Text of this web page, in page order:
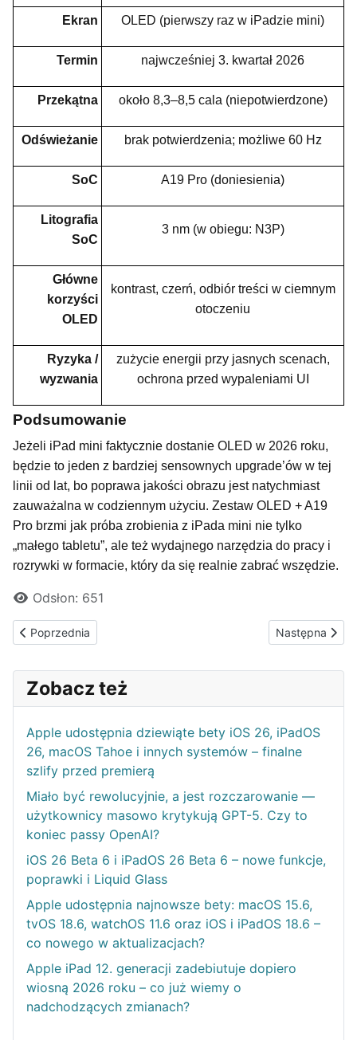
Ekran OLED (pierwszy raz w iPadzie mini)
Termin najwcześniej 3. kwartał 2026
Przekątna około 8,3–8,5 cala (niepotwierdzone)
Odświeżanie brak potwierdzenia; możliwe 60 Hz
SoC A19 Pro (doniesienia)
Litografia
SoC
3 nm (w obiegu: N3P)
Główne
korzyści
OLED
kontrast, czerń, odbiór treści w ciemnym
otoczeniu
Ryzyka /
wyzwania
zużycie energii przy jasnych scenach,
ochrona przed wypaleniami UI
Podsumowanie
Jeżeli iPad mini faktycznie dostanie OLED w 2026 roku,
będzie to jeden z bardziej sensownych upgrade’ów w tej
linii od lat, bo poprawa jakości obrazu jest natychmiast
zauważalna w codziennym użyciu. Zestaw OLED + A19
Pro brzmi jak próba zrobienia z iPada mini nie tylko
„małego tabletu”, ale też wydajnego narzędzia do pracy i
rozrywki w formacie, który da się realnie zabrać wszędzie.
Odsłon: 651
Poprzednia strona: Składany iPhone Fold coraz bliżej: Apple
Poprzednia Następna
Następna
Zobacz też
Apple udostępnia dziewiąte bety iOS 26, iPadOS
26, macOS Tahoe i innych systemów – finalne
szlify przed premierą
Miało być rewolucyjnie, a jest rozczarowanie —
użytkownicy masowo krytykują GPT-5. Czy to
koniec passy OpenAI?
iOS 26 Beta 6 i iPadOS 26 Beta 6 – nowe funkcje,
poprawki i Liquid Glass
Apple udostępnia najnowsze bety: macOS 15.6,
tvOS 18.6, watchOS 11.6 oraz iOS i iPadOS 18.6 –
co nowego w aktualizacjach?
Apple iPad 12. generacji zadebiutuje dopiero
wiosną 2026 roku – co już wiemy o
nadchodzących zmianach?